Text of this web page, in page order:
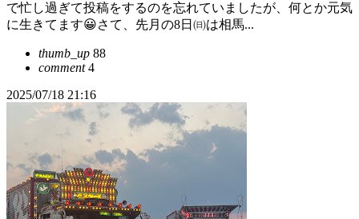
で忙し過ぎて投稿をするのを忘れていましたが、何とか元気
に生きてます😀さて、先月の8日㈰は相馬...
thumb_up 88
comment4
2025/07/18 21:16